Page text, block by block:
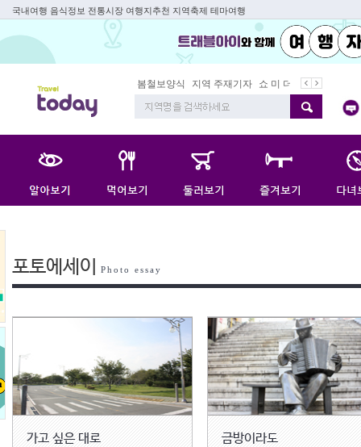
국내여행 음식정보 전통시장 여행지추천 지역축제 테마여행
봄철보양식 지역 주재기자 쇼 미 더 트래블아이
포토에세이 Photo essay
가고 싶은 대로 금방이라도